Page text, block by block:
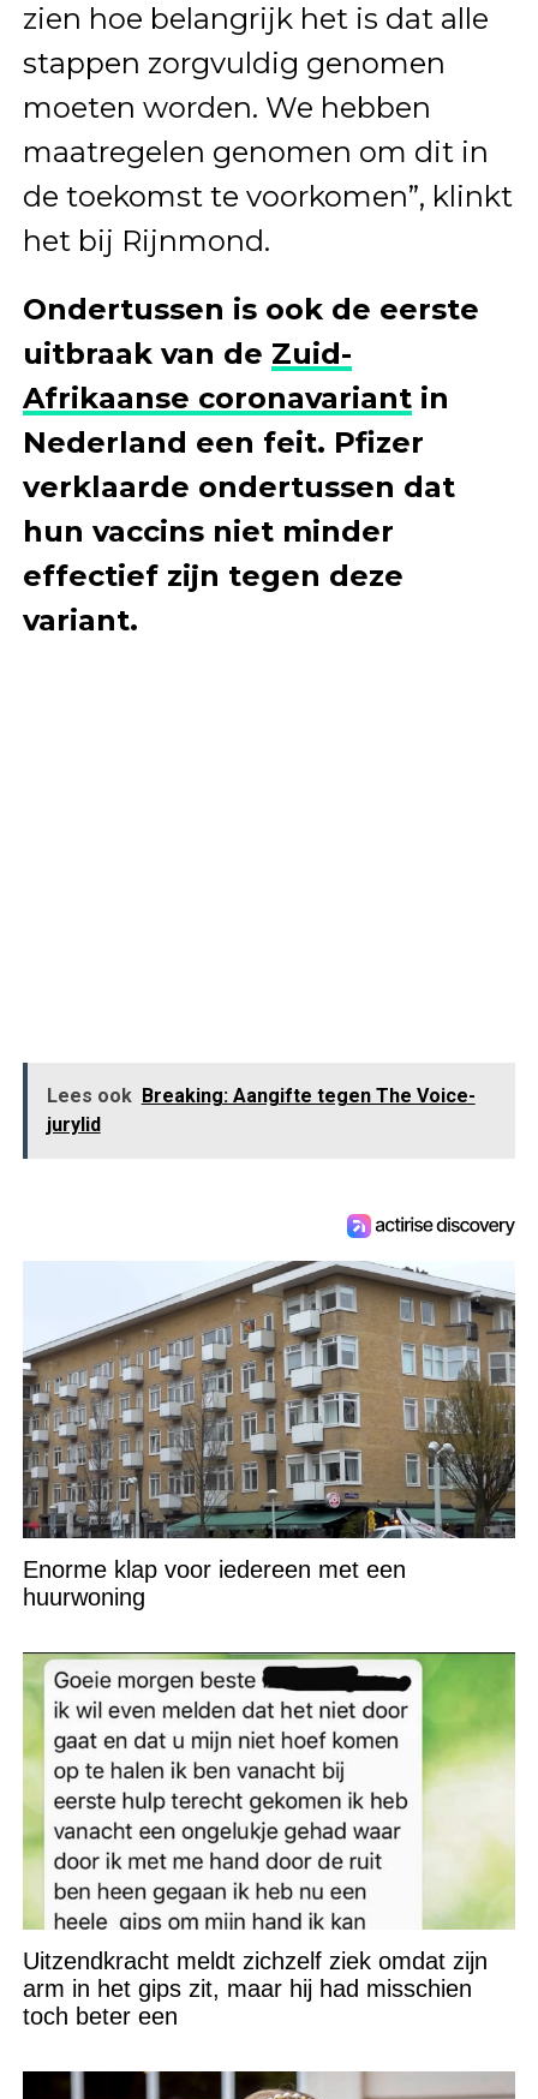
zien hoe belangrijk het is dat alle
stappen zorgvuldig genomen
moeten worden. We hebben
maatregelen genomen om dit in
de toekomst te voorkomen”, klinkt
het bij Rijnmond.
Ondertussen is ook de eerste
uitbraak van de Zuid-
Afrikaanse coronavariantin
Nederland een feit. Pfizer
verklaarde ondertussen dat
hun vaccins niet minder
effectief zijn tegen deze
variant.
Lees ook Breaking: Aangifte tegen The Voice-
jurylid
Enorme klap voor iedereen met een
huurwoning
Uitzendkracht meldt zichzelf ziek omdat zijn
arm in het gips zit, maar hij had misschien
toch beter een